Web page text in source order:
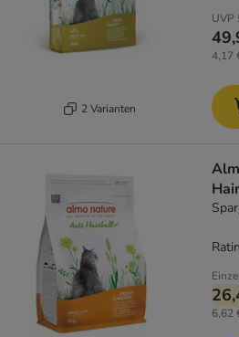
2 Varianten
UVP
4,17
6,62